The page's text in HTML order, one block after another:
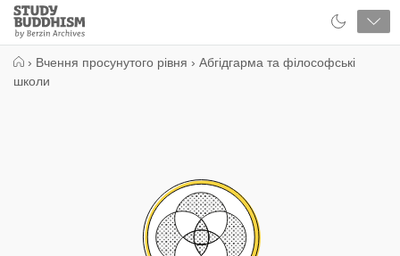
Close
Study
Buddhism
› Вчення просунутого рівня › Абгідгарма та філософські
школи